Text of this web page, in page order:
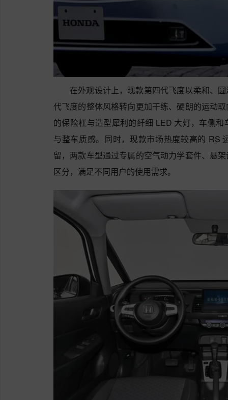
在外观设计上，现款第四代飞度以柔和、
代飞度的整体风格转向更加干练、硬朗的运动
的保险杠与造型犀利的纤细 LED 大灯，车侧
与整车质感。同时，现款市场热度较高的 RS
留，两款车型通过专属的空气动力学套件、悬
区分，满足不同用户的使用需求。